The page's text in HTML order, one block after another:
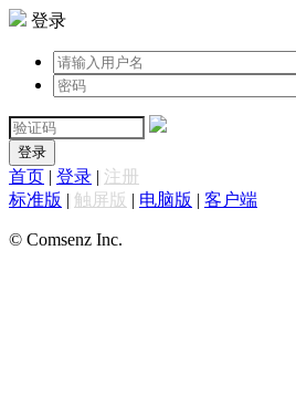
登录
登录
首页 | 登录 | 注册
标准版 | 触屏版 | 电脑版 | 客户端
© Comsenz Inc.